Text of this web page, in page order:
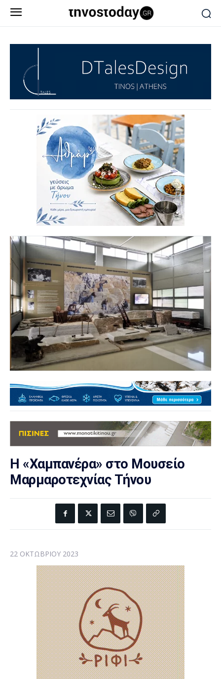
H «Χαμπανέρα» στο Μουσείο
Μαρμαροτεχνίας Τήνου
22 ΟΚΤΩΒΡΊΟΥ 2023